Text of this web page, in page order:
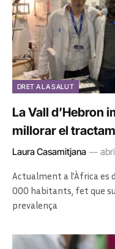
DRET A LA SALUT
La Vall d’Hebron
millorar el
Laura Casamitjana
Actualment a l’Àfrica es
000 habitants, fet que
prevalença